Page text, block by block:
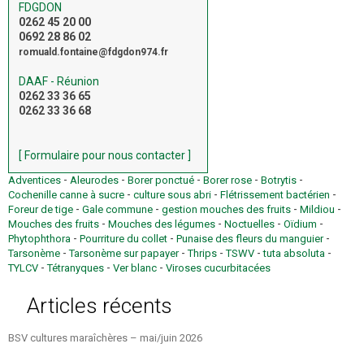
FDGDON
0262 45 20 00
0692 28 86 02
romuald.fontaine@fdgdon974.fr
DAAF - Réunion
0262 33 36 65
0262 33 36 68
[ Formulaire pour nous contacter ]
Adventices - Aleurodes - Borer ponctué - Borer rose - Botrytis -
Cochenille canne à sucre - culture sous abri - Flétrissement bactérien -
Foreur de tige - Gale commune - gestion mouches des fruits - Mildiou -
Mouches des fruits - Mouches des légumes - Noctuelles - Oïdium -
Phytophthora - Pourriture du collet - Punaise des fleurs du manguier-
Tarsonème -Tarsonème sur papayer-Thrips -TSWV -tuta absoluta -
TYLCV -Tétranyques - Ver blanc - Viroses cucurbitacées
Articles récents
BSV cultures maraîchères – mai/juin 2026